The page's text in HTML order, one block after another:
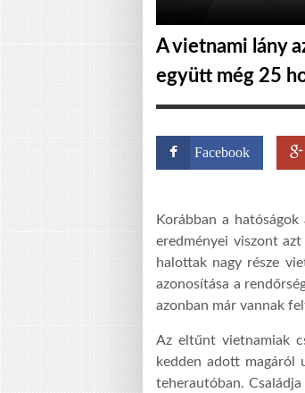
A vietnami lány
együtt még 25
Facebook
Korábban a
eredményei viszont
halottak nagy része
azonosítása a
azonban már vannak
Az eltűnt vietnamiak
kedden adott magáról
teherautóban.